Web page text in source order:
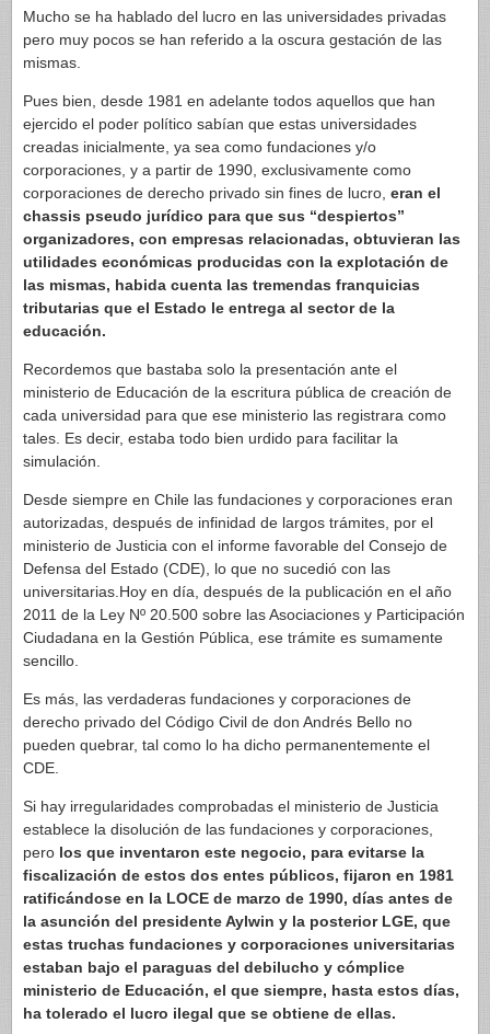
Mucho se ha hablado del lucro en las universidades privadas
pero muy pocos se han referido a la oscura gestación de las
mismas.
Pues bien, desde 1981 en adelante todos aquellos que han
ejercido el poder político sabían que estas universidades
creadas inicialmente, ya sea como fundaciones y/o
corporaciones, y a partir de 1990, exclusivamente como
corporaciones de derecho privado sin fines de lucro, eran el
chassis pseudo jurídico para que sus “despiertos”
organizadores, con empresas relacionadas, obtuvieran las
utilidades económicas producidas con la explotación de
las mismas, habida cuenta las tremendas franquicias
tributarias que el Estado le entrega al sector de la
educación.
Recordemos que bastaba solo la presentación ante el
ministerio de Educación de la escritura pública de creación de
cada universidad para que ese ministerio las registrara como
tales. Es decir, estaba todo bien urdido para facilitar la
simulación.
Desde siempre en Chile las fundaciones y corporaciones eran
autorizadas, después de infinidad de largos trámites, por el
ministerio de Justicia con el informe favorable del Consejo de
Defensa del Estado (CDE), lo que no sucedió con las
universitarias.Hoy en día, después de la publicación en el año
2011 de la Ley Nº 20.500 sobre las Asociaciones y Participación
Ciudadana en la Gestión Pública, ese trámite es sumamente
sencillo.
Es más, las verdaderas fundaciones y corporaciones de
derecho privado del Código Civil de don Andrés Bello no
pueden quebrar, tal como lo ha dicho permanentemente el
CDE.
Si hay irregularidades comprobadas el ministerio de Justicia
establece la disolución de las fundaciones y corporaciones,
pero los que inventaron este negocio, para evitarse la
fiscalización de estos dos entes públicos, fijaron en 1981
ratificándose en la LOCE de marzo de 1990, días antes de
la asunción del presidente Aylwin y la posterior LGE, que
estas truchas fundaciones y corporaciones universitarias
estaban bajo el paraguas del debilucho y cómplice
ministerio de Educación, el que siempre, hasta estos días,
ha tolerado el lucro ilegal que se obtiene de ellas.